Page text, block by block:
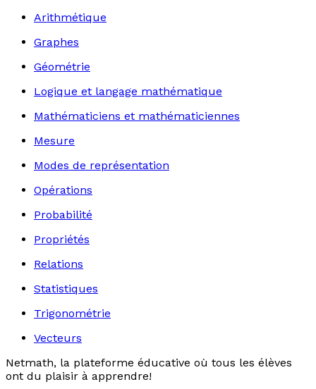
Arithmétique
Graphes
Géométrie
Logique et langage mathématique
Mathématiciens et mathématiciennes
Mesure
Modes de représentation
Opérations
Probabilité
Propriétés
Relations
Statistiques
Trigonométrie
Vecteurs
Netmath, la plateforme éducative où tous les élèves
ont du plaisir à apprendre!